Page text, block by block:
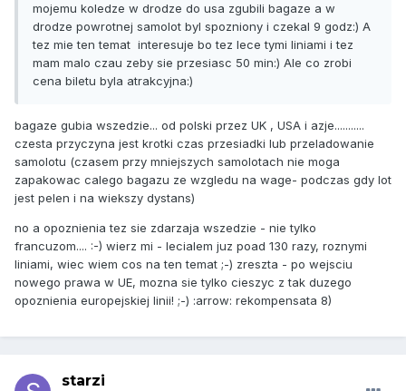
mojemu koledze w drodze do usa zgubili bagaze a w
drodze powrotnej samolot byl spozniony i czekal 9 godz:) A
tez mie ten temat interesuje bo tez lece tymi liniami i tez
mam malo czau zeby sie przesiasc 50 min:) Ale co zrobi
cena biletu byla atrakcyjna:)
bagaze gubia wszedzie... od polski przez UK , USA i azje...........
czesta przyczyna jest krotki czas przesiadki lub przeladowanie
samolotu (czasem przy mniejszych samolotach nie moga
zapakowac calego bagazu ze wzgledu na wage- podczas gdy lot
jest pelen i na wiekszy dystans)
no a opoznienia tez sie zdarzaja wszedzie - nie tylko
francuzom.... :-) wierz mi - lecialem juz poad 130 razy, roznymi
liniami, wiec wiem cos na ten temat ;-) zreszta - po wejsciu
nowego prawa w UE, mozna sie tylko cieszyc z tak duzego
opoznienia europejskiej linii! ;-) :arrow: rekompensata 8)
starzi